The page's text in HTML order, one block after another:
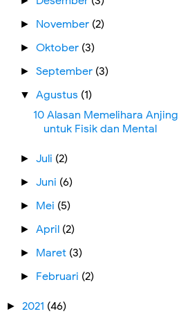
► November (2)
► Oktober (3)
► September (3)
▼ Agustus (1)
10 Alasan Memelihara Anjing
untuk Fisik dan Mental
► Juli (2)
► Juni (6)
► Mei (5)
► April (2)
► Maret (3)
► Februari (2)
►2021 (46)